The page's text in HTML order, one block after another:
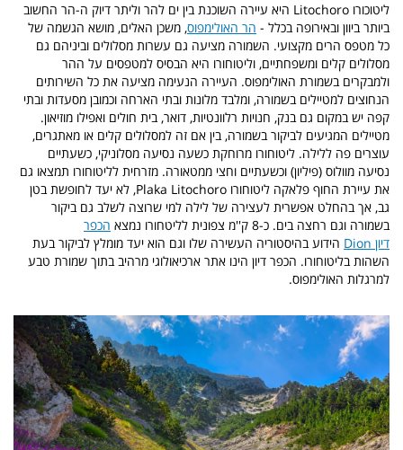
ליטוכורו Litochoro היא עיירה השוכנת בין ים להר וליתר דיוק ה-הר החשוב
ביותר ביוון ובאירופה בכלל - הר האולימפוס, משכן האלים, מושא הגשמה של
כל מטפס הרים מקצועי. השמורה מציעה גם עשרות מסלולים וביניהם גם
מסלולים קלים ומשפחתיים, וליטוחורו היא הבסיס למטפסים על ההר
ולמבקרים בשמורת האולימפוס. העיירה הנעימה מציעה את כל השירותים
הנחוצים למטיילים בשמורה, ומלבד מלונות ובתי הארחה וכמובן מסעדות ובתי
קפה יש במקום גם בנק, חנויות רלוונטיות, דואר, בית חולים ואפילו מוזיאון.
מטיילים המגיעים לביקור בשמורה, בין אם זה למסלולים קלים או מאתגרים,
עוצרים פה ללילה. ליטוחורו מרוחקת כשעה נסיעה מסלוניקי, כשעתיים
נסיעה מוולוס (פיליון) וכשעתיים וחצי ממטאורה. מזרחית לליטוחורו תמצאו גם
את עיירת החוף פלאקה ליטוחורו Plaka Litochoro, לא יעד לחופשת בטן
גב, אך בהחלט אפשרית לעצירה של לילה למי שרוצה לשלב גם ביקור
בשמורה וגם רחצה בים. כ-8 ק''מ צפונית לליטחורו נמצא
הכפר
דיון Dion
הידוע בהיסטוריה העשירה שלו וגם הוא יעד מומלץ לביקור בעת
השהות בליטוחורו. הכפר דיון הינו אתר ארכיאולוגי מרהיב בתוך שמורת טבע
למרגלות האולימפוס.